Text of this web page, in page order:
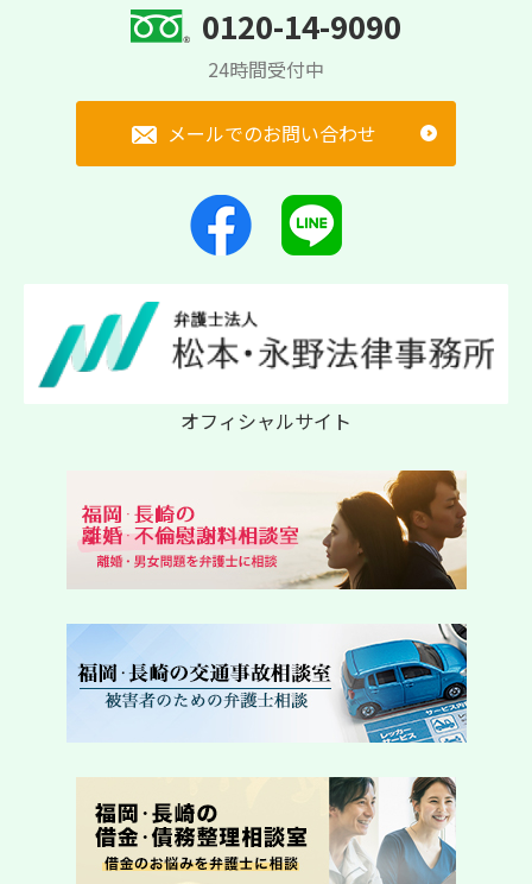
0120-14-9090
24時間受付中
メールでのお問い合わせ
オフィシャルサイト